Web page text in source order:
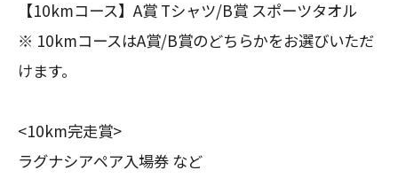
【10kmコース】A賞 Tシャツ/B賞 スポーツタオル
※ 10kmコースはA賞/B賞のどちらかをお選びいただ
けます。
<10km完走賞>
ラグナシアペア入場券 など